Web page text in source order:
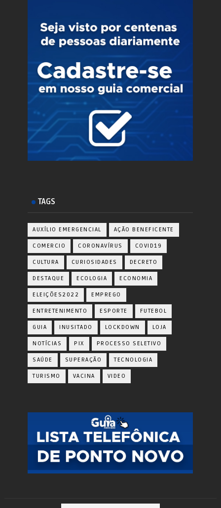
TAGS
AUXÍLIO EMERGENCIAL AÇÃO BENEFICENTE
COMERCIO CORONAVÍRUS COVID19
CULTURA CURIOSIDADES DECRETO
DESTAQUE ECOLOGIA ECONOMIA
ELEIÇÕES2022 EMPREGO
ENTRETENIMENTO ESPORTE FUTEBOL
GUIA INUSITADO LOCKDOWN LOJA
NOTÍCIAS PIX PROCESSO SELETIVO
SAÚDE SUPERAÇÃO TECNOLOGIA
TURISMO VACINA VIDEO